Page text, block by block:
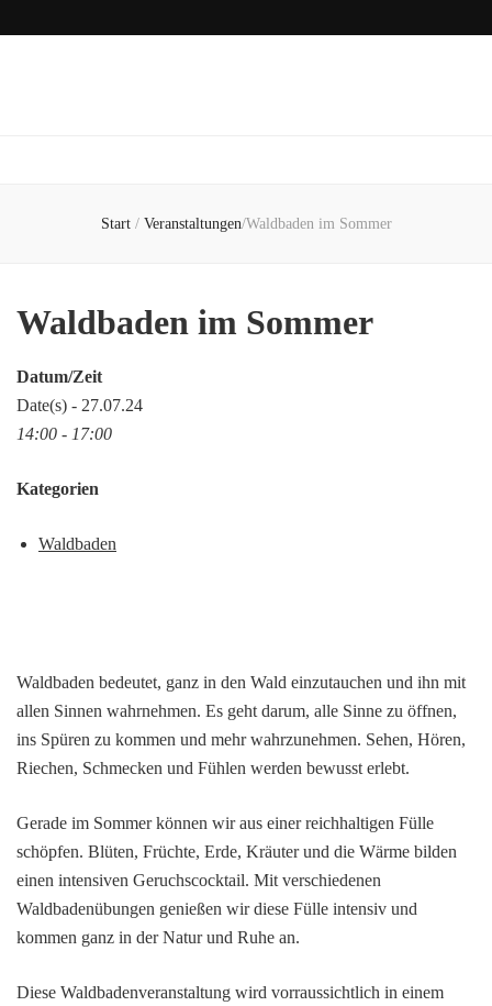
Start / Veranstaltungen/Waldbaden im Sommer
Waldbaden im Sommer
Datum/Zeit
Date(s) - 27.07.24
14:00 - 17:00
Kategorien
Waldbaden
Waldbaden bedeutet, ganz in den Wald einzutauchen und ihn mit
allen Sinnen wahrnehmen. Es geht darum, alle Sinne zu öffnen,
ins Spüren zu kommen und mehr wahrzunehmen. Sehen, Hören,
Riechen, Schmecken und Fühlen werden bewusst erlebt.
Gerade im Sommer können wir aus einer reichhaltigen Fülle
schöpfen. Blüten, Früchte, Erde, Kräuter und die Wärme bilden
einen intensiven Geruchscocktail. Mit verschiedenen
Waldbadenübungen genießen wir diese Fülle intensiv und
kommen ganz in der Natur und Ruhe an.
Diese Waldbadenveranstaltung wird vorraussichtlich in einem